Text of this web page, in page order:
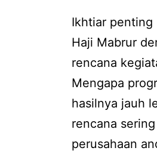
Ikhtiar penting
Haji Mabrur
rencana
Mengapa
hasilnya jauh
rencana
perusahaan